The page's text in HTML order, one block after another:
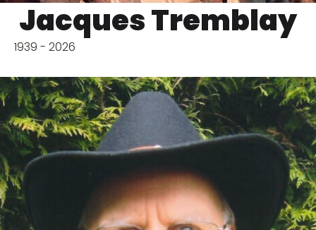
Jacques Tremblay
1939 - 2026